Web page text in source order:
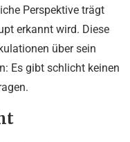
Perspektive trägt
erkannt wird. Diese
über sein
Es gibt schlicht keinen